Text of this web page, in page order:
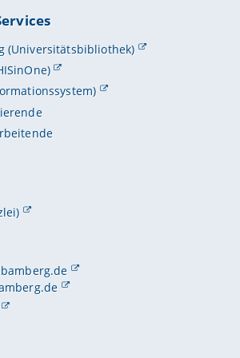
(Universitätsbibliothek)